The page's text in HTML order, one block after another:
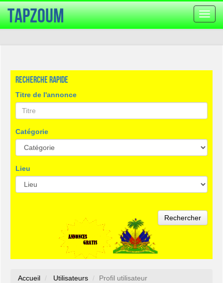
la
TapZoum
Recherche rapide
Titre de l'annonce
Catégorie
Lieu
Rechercher
Accueil Utilisateurs Profil utilisateur